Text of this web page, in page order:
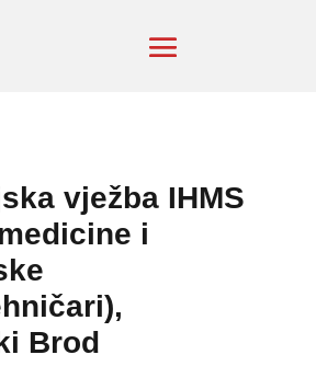
vježba IHMS
i
Brod